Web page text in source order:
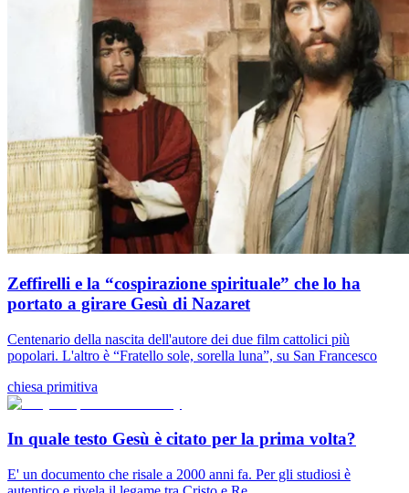
Zeffirelli e la “cospirazione spirituale” che lo ha
portato a girare Gesù di Nazaret
Centenario della nascita dell'autore dei due film cattolici più
popolari. L'altro è “Fratello sole, sorella luna”, su San Francesco
chiesa primitiva
In quale testo Gesù è citato per la prima volta?
E' un documento che risale a 2000 anni fa. Per gli studiosi è